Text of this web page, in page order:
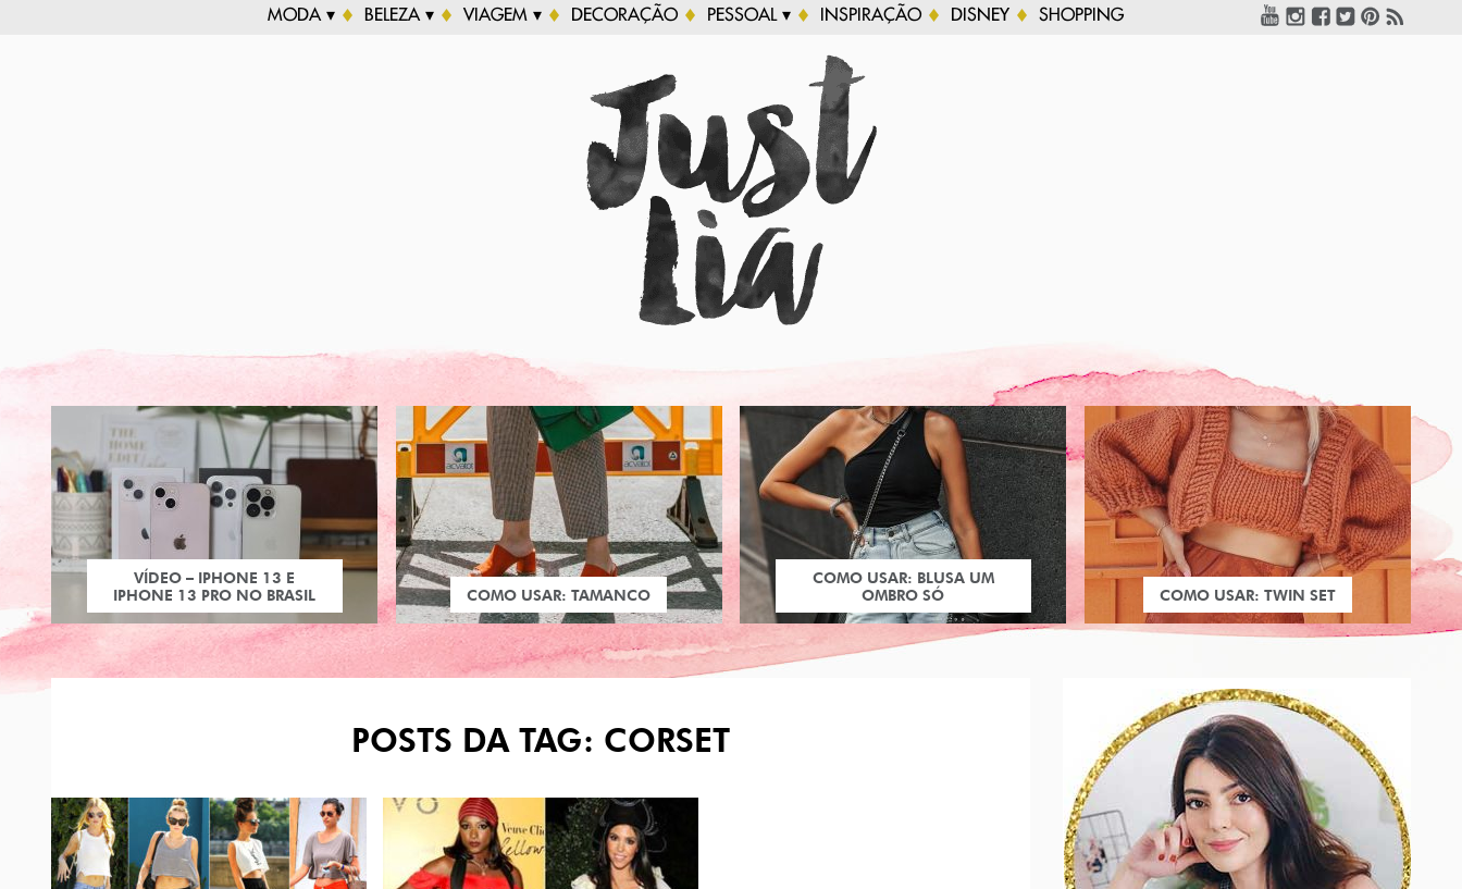
MODA ▾ BELEZA ▾ VIAGEM ▾ DECORAÇÃO PESSOAL ▾ INSPIRAÇÃO DISNEY SHOPPING
VÍDEO – IPHONE 13 E
IPHONE 13 PRO NO BRASIL
COMO USAR: TAMANCO
COMO USAR: BLUSA UM
OMBRO SÓ
COMO USAR: TWIN SET
POSTS DA TAG: CORSET